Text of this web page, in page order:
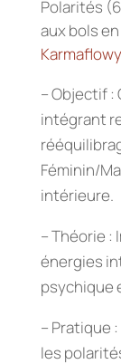
Polarités
aux bols
– Objectif
intégrant
Féminin/
intérieure.
– Théorie :
énergies
psychique
– Pratique
les